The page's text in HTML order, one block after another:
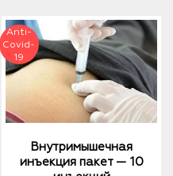
Внутримышечная
инъекция пакет — 10